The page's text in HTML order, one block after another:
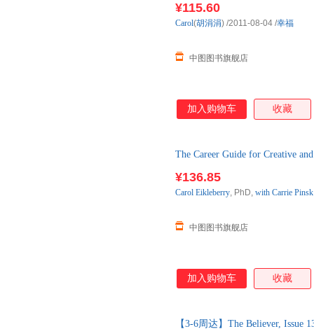
¥115.60
中图图书旗舰店
Carol(胡涓涓) /2011-08-04 /幸福
加入购物车 收藏
The Career Guide for Creative
¥136.85
中图图书旗舰店
Carol Eikleberry, PhD, with Carrie Pinsk
加入购物车 收藏
【3-6周达】The Believer, Issue